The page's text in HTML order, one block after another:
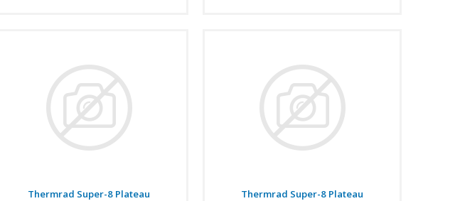
Thermrad Super-8 Plateau
Thermrad Super-8 Plateau